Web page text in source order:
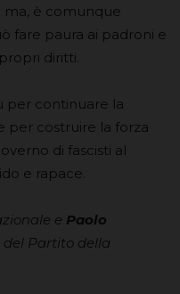
ma, è comunque
fare paura ai padroni e
diritti.
per continuare la
per costruire la forza
di fascisti al
e rapace.
e Paolo
del Partito della